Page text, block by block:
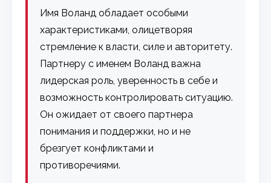
Имя Воланд обладает особыми
характеристиками, олицетворяя
стремление к власти, силе и авторитету.
Партнеру с именем Воланд важна
лидерская роль, уверенность в себе и
возможность контролировать ситуацию.
Он ожидает от своего партнера
понимания и поддержки, но и не
брезгует конфликтами и
противоречиями.